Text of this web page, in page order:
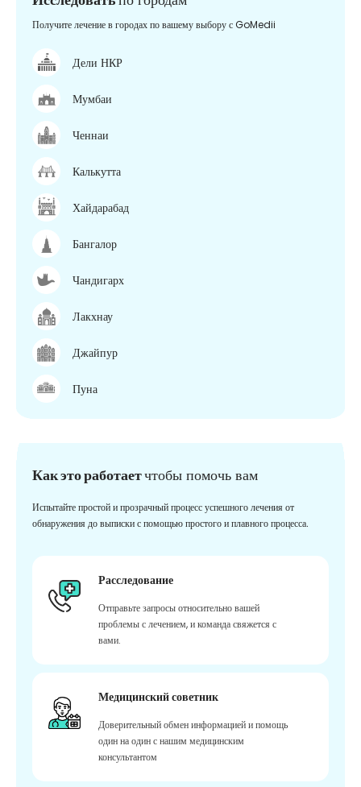
Получите лечение в городах по вашему выбору с GoMedii
Дели НКР
Мумбаи
Ченнаи
Калькутта
Хайдарабад
Бангалор
Чандигарх
Лакхнау
Джайпур
Пуна
Как это работаетчтобы помочь вам
Испытайте простой и прозрачный процесс успешного лечения от
обнаружения до выписки с помощью простого и плавного процесса.
Расследование
Отправьте запросы относительно вашей
проблемы с лечением, и команда свяжется с
вами.
Медицинский советник
Доверительный обмен информацией и помощь
один на один с нашим медицинским
консультантом